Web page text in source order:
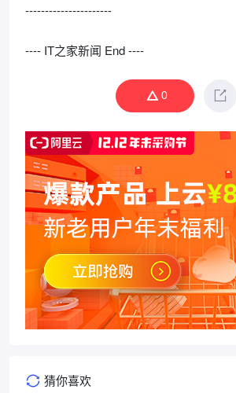
----------------------
---- IT之家新闻 End ----
0
猜你喜欢